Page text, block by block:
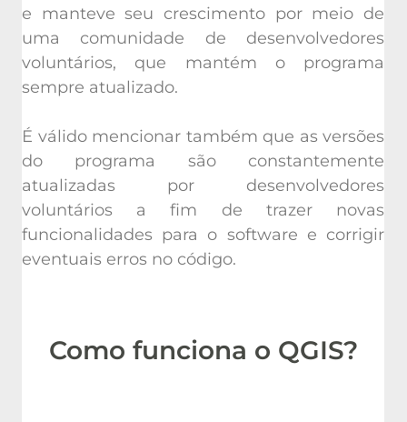
e manteve seu crescimento por meio de
uma comunidade de desenvolvedores
voluntários, que mantém o programa
sempre atualizado.
É válido mencionar também que as versões
do programa são constantemente
atualizadas por desenvolvedores
voluntários a fim de trazer novas
funcionalidades para o software e corrigir
eventuais erros no código.
Como funciona o QGIS?